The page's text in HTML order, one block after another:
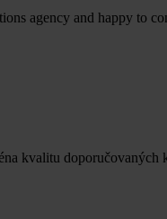
agency and happy to
kvalitu doporučovaných